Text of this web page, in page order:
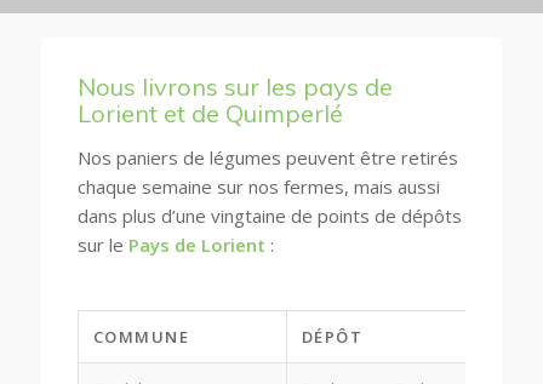
Nous livrons sur les pays de
Lorient et de Quimperlé
Nos paniers de légumes peuvent être retirés
chaque semaine sur nos fermes, mais aussi
dans plus d’une vingtaine de points de dépôts
sur le Pays de Lorient :
COMMUNE DÉPÔT